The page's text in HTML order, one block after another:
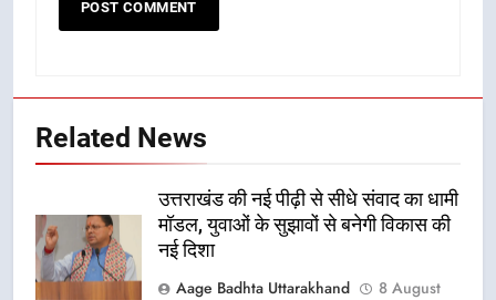
Related News
उत्तराखंड की नई पीढ़ी से सीधे संवाद का धामी
मॉडल, युवाओं के सुझावों से बनेगी विकास की
नई दिशा
Aage Badhta Uttarakhand
8 August